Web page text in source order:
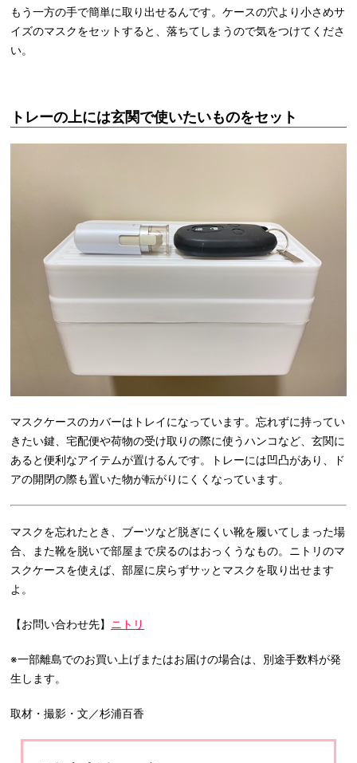
もう一方の手で簡単に取り出せるんです。ケースの穴より小さめサ
イズのマスクをセットすると、落ちてしまうので気をつけてくださ
い。
トレーの上には玄関で使いたいものをセット
マスクケースのカバーはトレイになっています。忘れずに持ってい
きたい鍵、宅配便や荷物の受け取りの際に使うハンコなど、玄関に
あると便利なアイテムが置けるんです。トレーには凹凸があり、ド
アの開閉の際も置いた物が転がりにくくなっています。
マスクを忘れたとき、ブーツなど脱ぎにくい靴を履いてしまった場
合、また靴を脱いで部屋まで戻るのはおっくうなもの。ニトリのマ
スクケースを使えば、部屋に戻らずサッとマスクを取り出せます
よ。
【お問い合わせ先】 ニトリ
※一部離島でのお買い上げまたはお届けの場合は、別途手数料が発
生します。
取材・撮影・文／杉浦百香